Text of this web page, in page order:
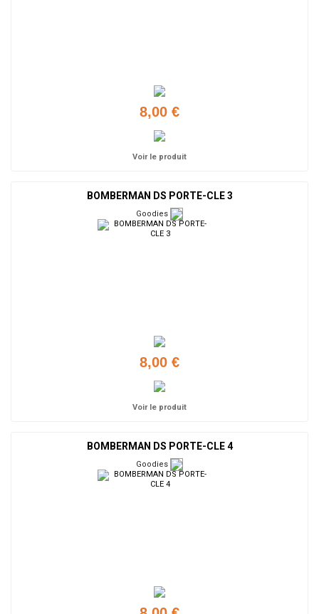
8,00 €
Voir le produit
BOMBERMAN DS PORTE-CLE 3
Goodies
8,00 €
Voir le produit
BOMBERMAN DS PORTE-CLE 4
Goodies